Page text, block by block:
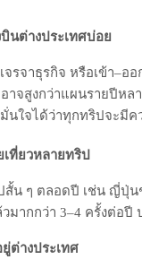
ใช้ได้ทั้งปี ไม่ต้องมา